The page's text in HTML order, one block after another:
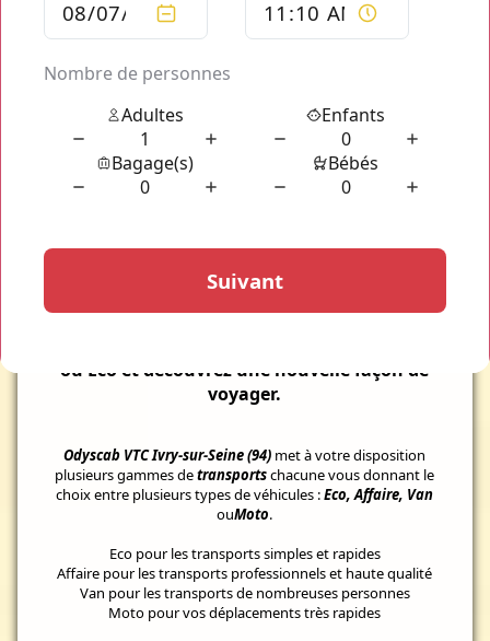
Odyscab, Transport de Personnes, facilite votre
voyage et vous accompagne tout au long de vos
aisément votre transport en seulement quelques clics via
réservation complète en un instant.
ou Eco et découvrez une nouvelle façon de
voyager.
Odyscab VTC Ivry-sur-Seine (94) met à votre disposition
plusieurs gammes detransportschacune vous donnant le
choix entre plusieurs types de véhicules :Eco, Affaire, Van
ouMoto.
Eco pour les transports simples et rapides
Affaire pour les transports professionnels et haute qualité
Van pour les transports de nombreuses personnes
Moto pour vos déplacements très rapides